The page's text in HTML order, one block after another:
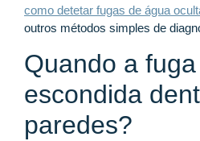
como detetar fugas de água
outros métodos simples de
Quando a
escondida
paredes?